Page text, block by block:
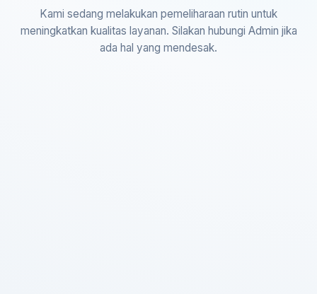
Kami sedang melakukan pemeliharaan rutin untuk
meningkatkan kualitas layanan. Silakan hubungi Admin jika
ada hal yang mendesak.